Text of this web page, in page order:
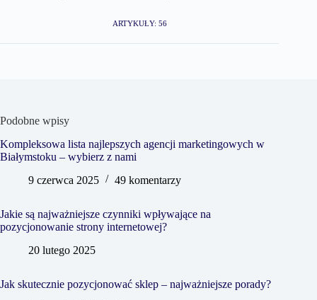
ARTYKUŁY: 56
Podobne wpisy
Kompleksowa lista najlepszych agencji marketingowych w
Białymstoku – wybierz z nami
9 czerwca 2025
49 komentarzy
Jakie są najważniejsze czynniki wpływające na
pozycjonowanie strony internetowej?
20 lutego 2025
Jak skutecznie pozycjonować sklep – najważniejsze porady?